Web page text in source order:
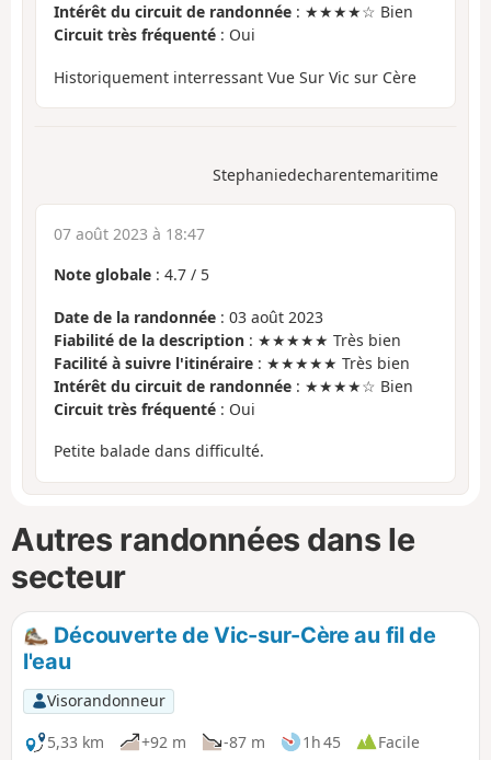
Intérêt du circuit de randonnée : ★★★★☆ Bien
Circuit très fréquenté : Oui
Historiquement interressant Vue Sur Vic sur Cère
Stephaniedecharentemaritime
07 août 2023 à 18:47
Note globale : 4.7 / 5
Date de la randonnée : 03 août 2023
Fiabilité de la description : ★★★★★ Très bien
Facilité à suivre l'itinéraire : ★★★★★ Très bien
Intérêt du circuit de randonnée : ★★★★☆ Bien
Circuit très fréquenté : Oui
Petite balade dans difficulté.
Autres randonnées dans le
secteur
Découverte de Vic-sur-Cère au fil de
l'eau
Visorandonneur
5,33 km
+92 m -87 m 1h 45
Facile